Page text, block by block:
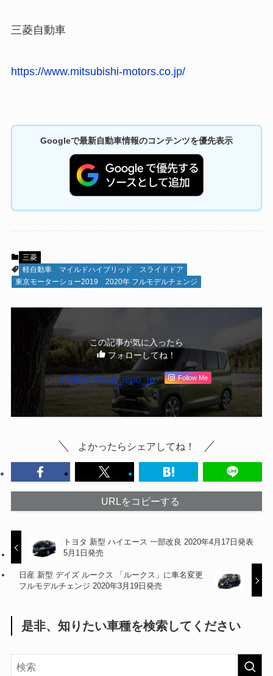
三菱自動車
https://www.mitsubishi-motors.co.jp/
Googleで最新自動車情報のコンテンツを優先表示
三菱
軽自動車
マイルドハイブリッド
スライドドア
東京モーターショー2019
2020年 フルモデルチェンジ
この記事が気に入ったら
フォローしてね！
Follow @car_repo_jp Follow Me
よかったらシェアしてね！
URLをコピーする
トヨタ 新型 ハイエース 一部改良 2020年4月17日発表
5月1日発売
日産 新型 デイズ ルークス 「ルークス」に車名変更
フルモデルチェンジ 2020年3月19日発売
是非、知りたい車種を検索してください